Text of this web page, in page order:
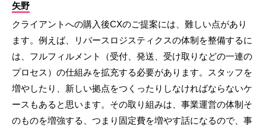
矢野
クライアントへの購入後CXのご提案には、難しい点があり
ます。例えば、リバースロジスティクスの体制を整備するに
は、フルフィルメント（受付、発送、受け取りなどの一連の
プロセス）の仕組みを拡充する必要があります。スタッフを
増やしたり、新しい拠点をつくったりしなければならないケ
ースもあると思います。その取り組みは、事業運営の体制そ
のものを増強する、つまり固定費を増やす話になるので、事